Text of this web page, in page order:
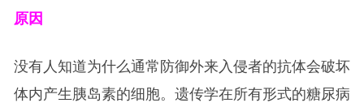
原因
没有人知道为什么通常防御外来入侵者的抗体会破坏
体内产生胰岛素的细胞。遗传学在所有形式的糖尿病